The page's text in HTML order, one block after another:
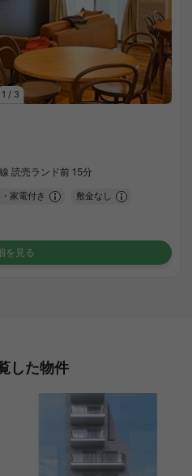
1 / 3
読売ランド前 15分
家電付き 敷金なし
を見る
した物件